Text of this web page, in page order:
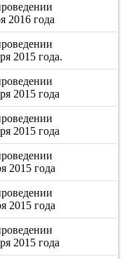
2016 года
2015 года.
2015 года
2015 года
2015 года
2015 года
2015 года